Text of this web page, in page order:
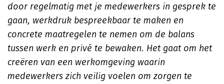
door regelmatig met je medewerkers in gesprek te
gaan, werkdruk bespreekbaar te maken en
concrete maatregelen te nemen om de balans
tussen werk en privé te bewaken. Het gaat om het
creëren van een werkomgeving waarin
medewerkers zich veilig voelen om zorgen te